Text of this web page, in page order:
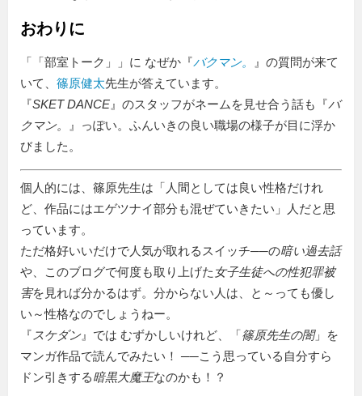
おわりに
「 部室トーク 」に なぜか『バクマン。
』の質問が来て
いて、 篠原健太先生が答えています。
『SKET DANCE 』のスタッフがネームを見せ合う話も『バ
クマン。
』っぽい。ふんいきの良い職場の様子が目に浮か
びました。
個人的には、篠原先生は「人間としては良い性格だけれ
ど、作品にはエゲツナイ部分も混ぜていきたい」人だと思
っています。
ただ格好いいだけで人気が取れるスイッチ──の暗い過去話
や、このブログで何度も取り上げた 女子生徒への性犯罪被
害を見れば分かるはず。分からない人は、と～っても優し
い～性格なのでしょうねー。
『 スケダン』では むずかしいけれど、「篠原先生の闇」を
マンガ作品で読んでみたい！ ──こう思っている自分すら
ドン引きする暗黒大魔王なのかも！？